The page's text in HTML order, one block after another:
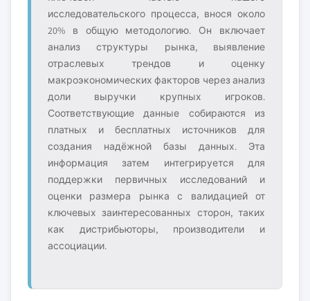
исследовательского процесса, внося около
20% в общую методологию. Он включает
анализ структуры рынка, выявление
отраслевых трендов и оценку
макроэкономических факторов через анализ
доли выручки крупных игроков.
Соответствующие данные собираются из
платных и бесплатных источников для
создания надёжной базы данных. Эта
информация затем интегрируется для
поддержки первичных исследований и
оценки размера рынка с валидацией от
ключевых заинтересованных сторон, таких
как дистрибьюторы, производители и
ассоциации.